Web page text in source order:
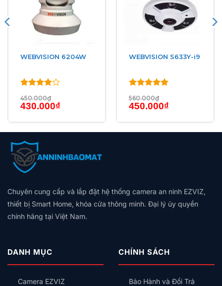
WEBVISION 6204W
xếp hạng
45 sao
450.000₫
Giá
gốc
450.000₫.
430.000₫Giá
hiện
là:
430.000₫.
WEBVISION S633Y-i9
hạng55
sao
560.000₫
Giá
gốc
560.000₫.
450.000₫Giá
hiện
là:
450.000₫.
Chuyên cung cấp và lắp đặt hệ thống camera an ninh EZVIZ,
thiết bị Smart Home, khóa cửa thông minh. Đại lý ủy quyền
chính hãng tại Việt Nam.
DANH MỤC
Camera EZVIZ
CHÍNH SÁCH
Bảo Hành và Đổi Trả